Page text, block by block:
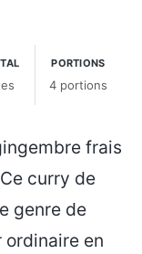
PORTIONS
4 portions
frais
curry de
genre de
en